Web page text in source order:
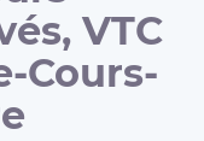
VTC
Cours-